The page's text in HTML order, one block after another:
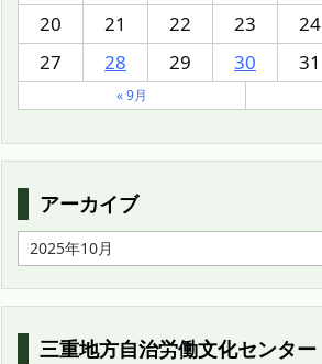
20
21 22 23 24
27
28 29 30 31
« 9月
アーカイブ
ア
ー
カ
イ
ブ
三重地方自治労働文化センター